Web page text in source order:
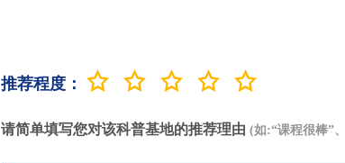
推荐程度：
请简单填写您对该科普基地的推荐理由 (如:“课程很棒”